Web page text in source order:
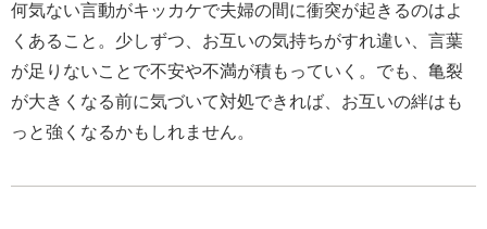
何気ない言動がキッカケで夫婦の間に衝突が起きるのはよ
くあること。少しずつ、お互いの気持ちがすれ違い、言葉
が足りないことで不安や不満が積もっていく。でも、亀裂
が大きくなる前に気づいて対処できれば、お互いの絆はも
っと強くなるかもしれません。